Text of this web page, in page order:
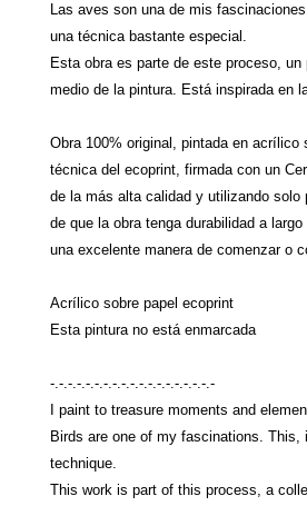
Las aves son una de mis
una técnica bastante especial.
Esta obra es parte de este proceso,
medio de la pintura. Está inspirada en
Obra 100% original, pintada en acrílico
técnica del ecoprint, firmada con un
de la más alta calidad y utilizando
de que la obra tenga durabilidad a
una excelente manera de comenzar o
Acrílico sobre papel ecoprint
Esta pintura no está enmarcada
-.-.-.-.-.-.-.-.-.-.-.-.-.-.-.-.-.-.-
I paint to treasure moments and
Birds are one of my fascinations.
technique.
This work is part of this process, a